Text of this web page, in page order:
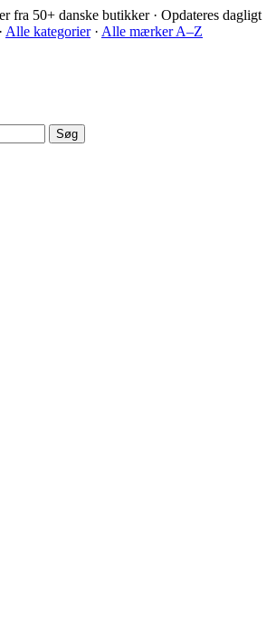
fra 50+ danske butikker · Opdateres dagligt
· Alle kategorier· Alle mærker A–Z
Søg